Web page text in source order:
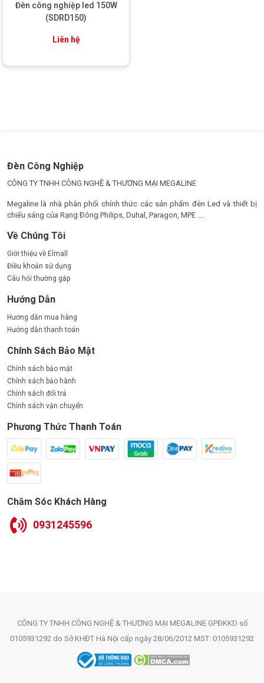
Đèn công nghiệp led 150W
(SDRD150)
Liên hệ
Đèn Công Nghiệp
CÔNG TY TNHH CÔNG NGHỆ & THƯƠNG MẠI MEGALINE
Megaline là nhà phân phối chính thức các sản phẩm đèn Led và thiết bị
chiếu sáng của Rạng Đông.Philips, Duhal, Paragon, MPE ....
Về Chúng Tôi
Giới thiệu về Elmall
Điều khoản sử dụng
Câu hỏi thường gặp
Hướng Dẫn
Hướng dẫn mua hàng
Hướng dẫn thanh toán
Chính Sách Bảo Mật
Chính sách bảo mật
Chính sách bảo hành
Chính sách đổi trả
Chính sách vận chuyển
Phương Thức Thanh Toán
Chăm Sóc Khách Hàng
0931245596
CÔNG TY TNHH CÔNG NGHỆ & THƯƠNG MẠI MEGALINE GPĐKKD số
0105931292 do Sở KHĐT Hà Nội cấp ngày 28/06/2012 MST: 0105931292